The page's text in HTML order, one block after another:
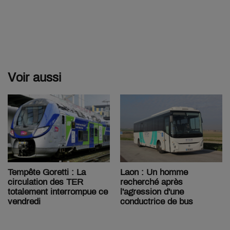
Voir aussi
Tempête Goretti : La
circulation des TER
totalement interrompue ce
vendredi
Laon : Un homme
recherché après
l'agression d'une
conductrice de bus